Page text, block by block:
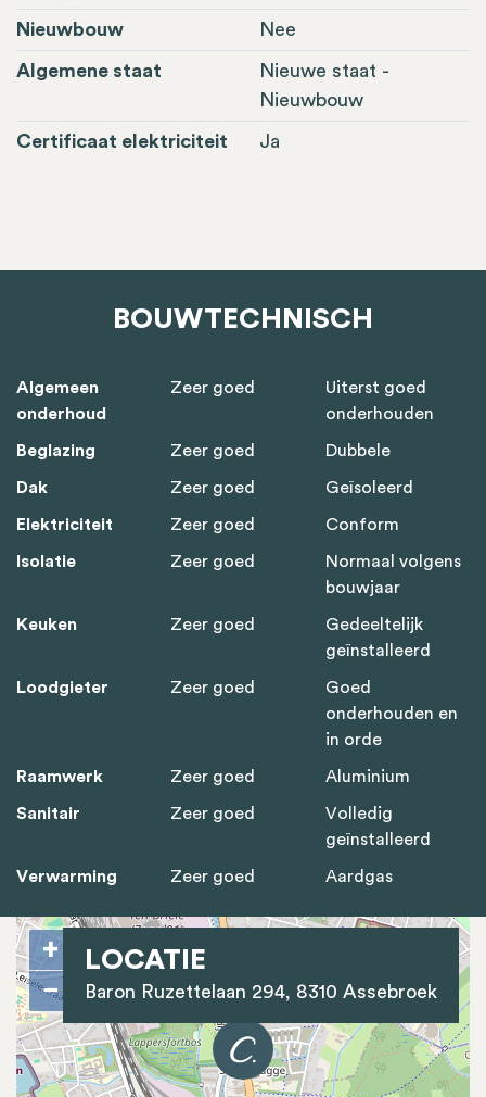
Nieuwbouw Nee
Algemene staat
Nieuwe staat -
Nieuwbouw
Certificaat elektriciteit Ja
BOUWTECHNISCH
Algemeen
onderhoud
Zeer goed
Uiterst goed
onderhouden
Beglazing Zeer goed Dubbele
Dak Zeer goed Geïsoleerd
Elektriciteit Zeer goed Conform
Isolatie Zeer goed
Normaal volgens
bouwjaar
Keuken Zeer goed
Gedeeltelijk
geïnstalleerd
Loodgieter Zeer goed
Goed
onderhouden en
in orde
Raamwerk Zeer goed Aluminium
Sanitair Zeer goed
Volledig
geïnstalleerd
Verwarming Zeer goed Aardgas
LOCATIE
Baron Ruzettelaan 294, 8310 Assebroek
+
−